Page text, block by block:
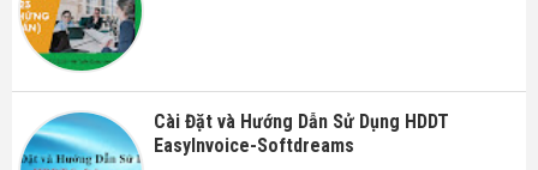
Cài Đặt và Hướng Dẫn Sử Dụng HDDT
EasyInvoice-Softdreams